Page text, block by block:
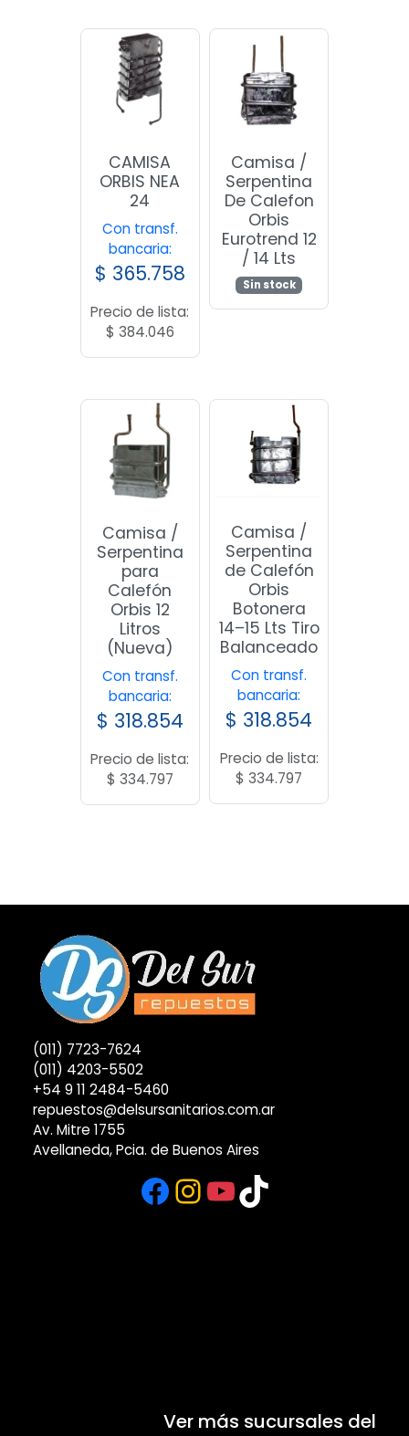
CAMISA
ORBIS NEA
24
Con transf.
bancaria:
$ 365.758
Precio de lista:
$ 384.046
Camisa /
Serpentina
De Calefon
Orbis
Eurotrend 12
/ 14 Lts
Sin stock
Camisa /
Serpentina
para
Calefón
Orbis 12
Litros
(Nueva)
Con transf.
bancaria:
$ 318.854
Precio de lista:
$ 334.797
Camisa /
Serpentina
de Calefón
Orbis
Botonera
14–15 Lts Tiro
Balanceado
Con transf.
bancaria:
$ 318.854
Precio de lista:
$ 334.797
(011) 7723-7624
(011) 4203-5502
+54 9 11 2484-5460
repuestos@delsursanitarios.com.ar
Av. Mitre 1755
Avellaneda, Pcia. de Buenos Aires
Facebook
Instagram
YouTube
TikTok
Ver más sucursales del